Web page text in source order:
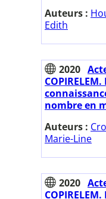
Auteurs :
Edith
2020
nombre en
Auteurs :
Marie-Line
2020